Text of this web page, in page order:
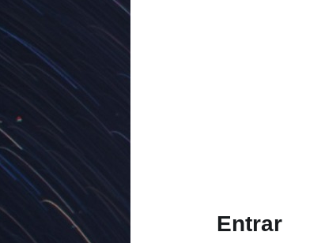
Entrar